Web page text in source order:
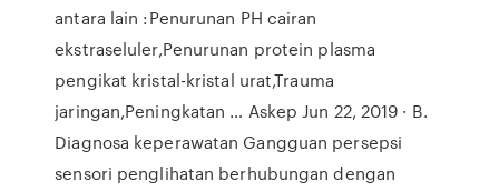
antara lain :Penurunan PH cairan
ekstraseluler,Penurunan protein plasma
pengikat kristal-kristal urat,Trauma
jaringan,Peningkatan … Askep Jun 22, 2019 · B.
Diagnosa keperawatan Gangguan persepsi
sensori penglihatan berhubungan dengan